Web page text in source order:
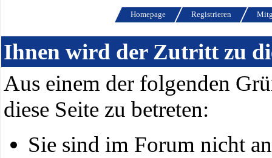
Homepage Registrieren
Ihnen wird der Zutritt zu
Aus einem der folgenden
diese Seite zu betreten:
Sie sind im Forum nicht